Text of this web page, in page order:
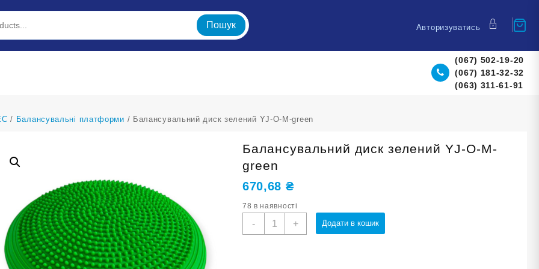
Пошук Авторизуватись
(067) 502-19-20
(067) 181-32-32
(063) 311-61-91
/ Балансувальні платформи / Балансувальний диск зелений YJ-O-M-green
Балансувальний диск зелений YJ-O-M-
green
670,68 ₴
78 в наявності
-
Балансувальний
+ Додати в кошик